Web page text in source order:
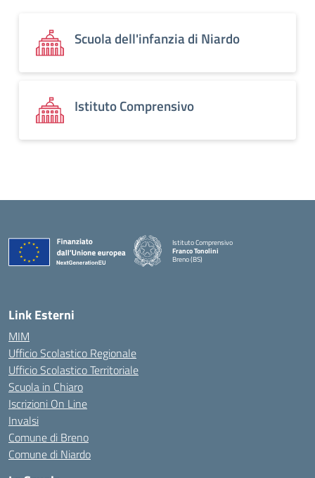
Scuola dell'infanzia di Niardo
Istituto Comprensivo
Istituto Comprensivo
Franco Tonolini
Breno (BS)
Link Esterni
MIM
Ufficio Scolastico Regionale
Ufficio Scolastico Territoriale
Scuola in Chiaro
Iscrizioni On Line
Invalsi
Comune di Breno
Comune di Niardo